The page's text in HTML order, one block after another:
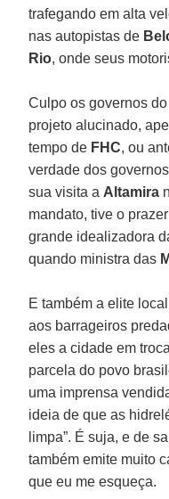
trafegando em alta
nas autopistas de
Rio, onde seus
Culpo os governos do
projeto alucinado,
tempo de FHC, ou
verdade dos
sua visita a Altamira
mandato, tive o
grande idealizadora
quando ministra das
E também a elite
aos barrageiros
eles a cidade em
parcela do povo
uma imprensa
ideia de que as
limpa”. É suja, e de
também emite muito
que eu me esqueça.